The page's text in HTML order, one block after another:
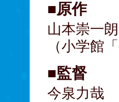
■原作
山本崇一
（小学館
■監督
今泉力哉